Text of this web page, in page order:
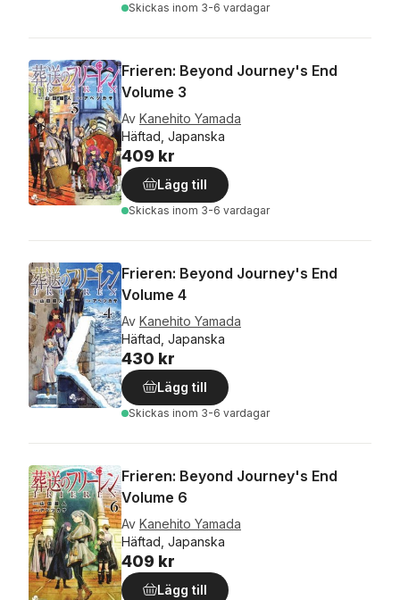
Skickas inom 3-6 vardagar
Frieren: Beyond Journey's End
Volume 3
Av Kanehito Yamada
Häftad, Japanska
409 kr
Lägg till
Skickas inom 3-6 vardagar
Frieren: Beyond Journey's End
Volume 4
Av Kanehito Yamada
Häftad, Japanska
430 kr
Lägg till
Skickas inom 3-6 vardagar
Frieren: Beyond Journey's End
Volume 6
Av Kanehito Yamada
Häftad, Japanska
409 kr
Lägg till